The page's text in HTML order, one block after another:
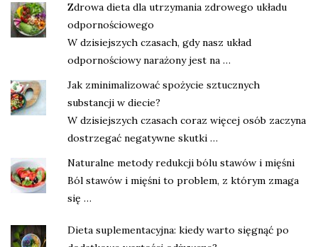
Zdrowa dieta dla utrzymania zdrowego układu
odpornościowego
W dzisiejszych czasach, gdy nasz układ
odpornościowy narażony jest na …
Jak zminimalizować spożycie sztucznych
substancji w diecie?
W dzisiejszych czasach coraz więcej osób zaczyna
dostrzegać negatywne skutki …
Naturalne metody redukcji bólu stawów i mięśni
Ból stawów i mięśni to problem, z którym zmaga
się …
Dieta suplementacyjna: kiedy warto sięgnąć po